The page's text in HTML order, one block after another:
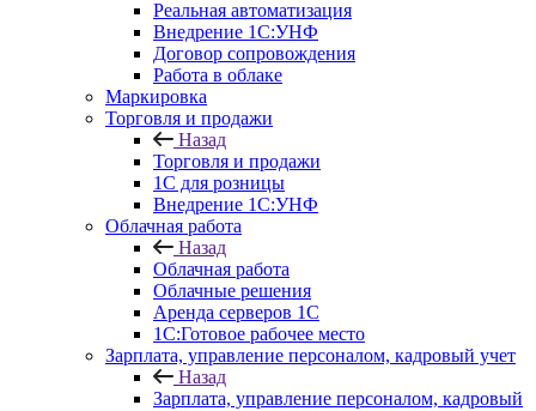
Реальная автоматизация
Внедрение 1С:УНФ
Договор сопровождения
Работа в облаке
Маркировка
Торговля и продажи
Назад
Торговля и продажи
1С для розницы
Внедрение 1С:УНФ
Облачная работа
Назад
Облачная работа
Облачные решения
Аренда серверов 1С
1C:Готовое рабочее место
Зарплата, управление персоналом, кадровый учет
Назад
Зарплата, управление персоналом, кадровый